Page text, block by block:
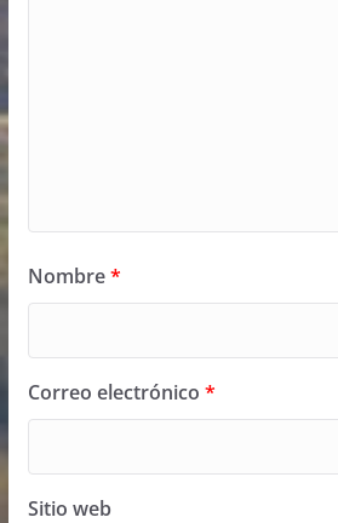
Nombre*
Correo electrónico *
Sitio web